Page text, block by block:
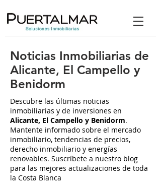
Noticias Inmobiliarias de
Alicante, El Campello y
Benidorm
Descubre las últimas noticias
inmobiliarias y de inversiones en
Alicante, El Campello y Benidorm.
Mantente informado sobre el mercado
inmobiliario, tendencias de precios,
derecho inmobiliario y energías
renovables. Suscríbete a nuestro blog
para las mejores actualizaciones de toda
la Costa Blanca